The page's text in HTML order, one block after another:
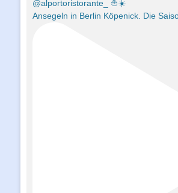
Ansegeln in Berlin Köpenick. Die